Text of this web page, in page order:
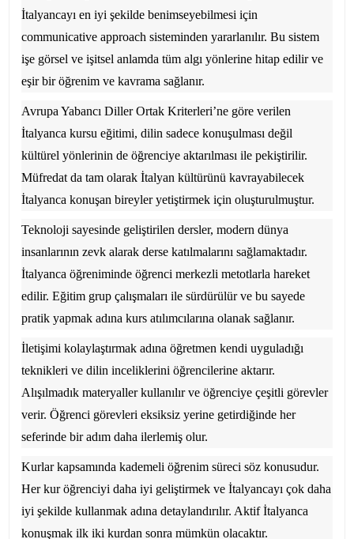
İtalyancayı en iyi şekilde benimseyebilmesi için
communicative approach sisteminden yararlanılır. Bu sistem
işe görsel ve işitsel anlamda tüm algı yönlerine hitap edilir ve
eşir bir öğrenim ve kavrama sağlanır.
Avrupa Yabancı Diller Ortak Kriterleri’ne göre verilen
İtalyanca kursu eğitimi, dilin sadece konuşulması değil
kültürel yönlerinin de öğrenciye aktarılması ile pekiştirilir.
Müfredat da tam olarak İtalyan kültürünü kavrayabilecek
İtalyanca konuşan bireyler yetiştirmek için oluşturulmuştur.
Teknoloji sayesinde geliştirilen dersler, modern dünya
insanlarının zevk alarak derse katılmalarını sağlamaktadır.
İtalyanca öğreniminde öğrenci merkezli metotlarla hareket
edilir. Eğitim grup çalışmaları ile sürdürülür ve bu sayede
pratik yapmak adına kurs atılımcılarına olanak sağlanır.
İletişimi kolaylaştırmak adına öğretmen kendi uyguladığı
teknikleri ve dilin inceliklerini öğrencilerine aktarır.
Alışılmadık materyaller kullanılır ve öğrenciye çeşitli görevler
verir. Öğrenci görevleri eksiksiz yerine getirdiğinde her
seferinde bir adım daha ilerlemiş olur.
Kurlar kapsamında kademeli öğrenim süreci söz konusudur.
Her kur öğrenciyi daha iyi geliştirmek ve İtalyancayı çok daha
iyi şekilde kullanmak adına detaylandırılır. Aktif İtalyanca
konuşmak ilk iki kurdan sonra mümkün olacaktır.